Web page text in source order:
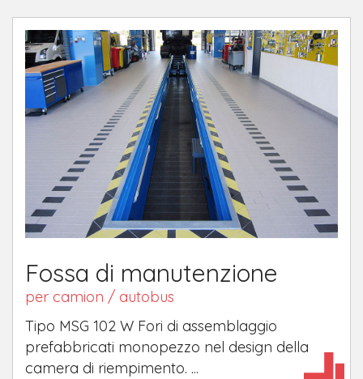
Fossa di manutenzione
per camion / autobus
Tipo MSG 102 W Fori di assemblaggio
prefabbricati monopezzo nel design della
camera di riempimento. ...